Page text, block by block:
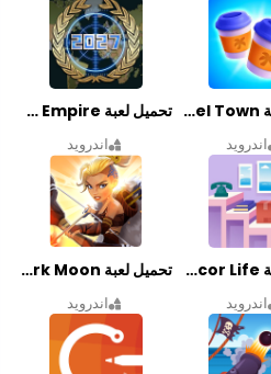
تحميل لعبة Travel Town مهكرة أخر إصدار
اندرويد
تحميل لعبة World Empire مهكرة أخر إصدار
اندرويد
تحميل لعبة Decor Life مهكرة أخر إصدار
اندرويد
تحميل لعبة Lionheart: Dark Moon مهكرة أخر إصدار
اندرويد